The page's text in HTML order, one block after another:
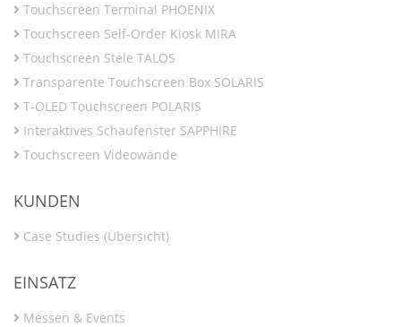
Touchscreen Terminal PHOENIX
Touchscreen Self-Order Kiosk MIRA
Touchscreen Stele TALOS
Transparente Touchscreen Box SOLARIS
T-OLED Touchscreen POLARIS
Interaktives Schaufenster SAPPHIRE
Touchscreen Videowände
KUNDEN
Case Studies (Übersicht)
EINSATZ
Messen & Events